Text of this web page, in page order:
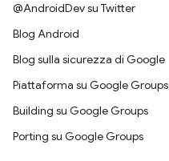
@AndroidDev su Twitter
Blog Android
Blog sulla sicurezza di Google
Piattaforma su Google Groups
Building su Google Groups
Porting su Google Groups